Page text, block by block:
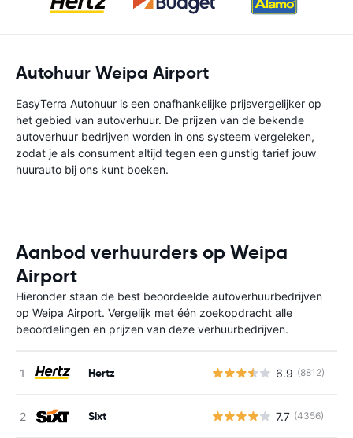
Autohuur Weipa Airport
EasyTerra Autohuur is een onafhankelijke prijsvergelijker op
het gebied van autoverhuur. De prijzen van de bekende
autoverhuur bedrijven worden in ons systeem vergeleken,
zodat je als consument altijd tegen een gunstig tarief jouw
huurauto bij ons kunt boeken.
Aanbod verhuurders op Weipa
Airport
Hieronder staan de best beoordeelde autoverhuurbedrijven
op Weipa Airport. Vergelijk met één zoekopdracht alle
beoordelingen en prijzen van deze verhuurbedrijven.
Hertz 6.9 (8812)
Sixt 7.7 (4356)